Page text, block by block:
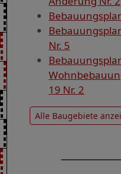
Nr. 5
19 Nr. 2
Alle Baugebiete